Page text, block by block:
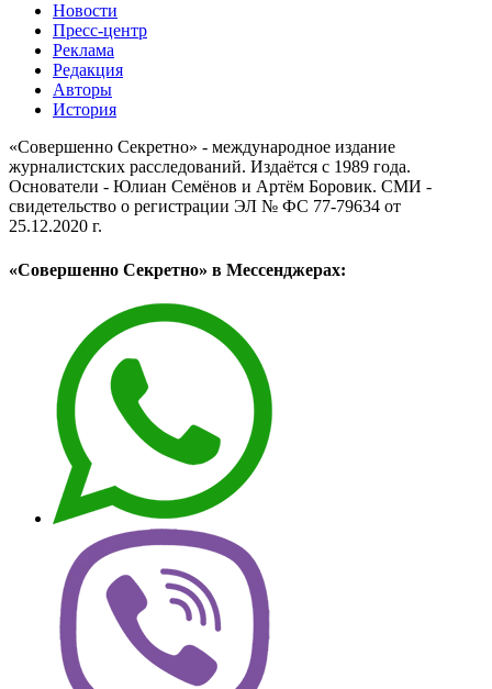
Новости
Пресс-центр
Реклама
Редакция
Авторы
История
«Совершенно Секретно» - международное издание
журналистских расследований. Издаётся с 1989 года.
Основатели - Юлиан Семёнов и Артём Боровик. CМИ -
свидетельство о регистрации ЭЛ № ФС 77-79634 от
25.12.2020 г.
«Совершенно Секретно» в Мессенджерах: